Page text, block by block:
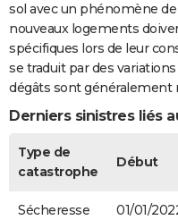
sol avec un phénomène
nouveaux logements
spécifiques lors de leur
se traduit par des
dégâts sont
Derniers sinistres liés
Type de
catastrophe
Début
Sécheresse 01/01/